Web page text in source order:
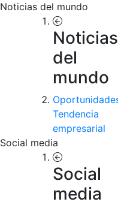
Noticias del mundo
Noticias
del
mundo
Tendencia
empresarial
Social media
Social
media